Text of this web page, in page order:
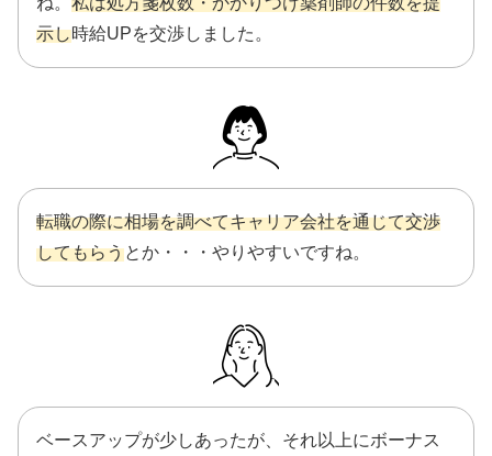
示し時給UPを交渉しました。
転職の際に相場を調べてキャリア会社を通じて交渉
してもらうとか・・・やりやすいですね。
ベースアップが少しあったが、それ以上にボーナス